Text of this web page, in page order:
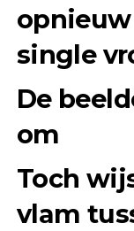
opnieuw
single
De
om
Toch
vlam